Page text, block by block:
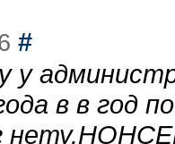
#
у
в в год